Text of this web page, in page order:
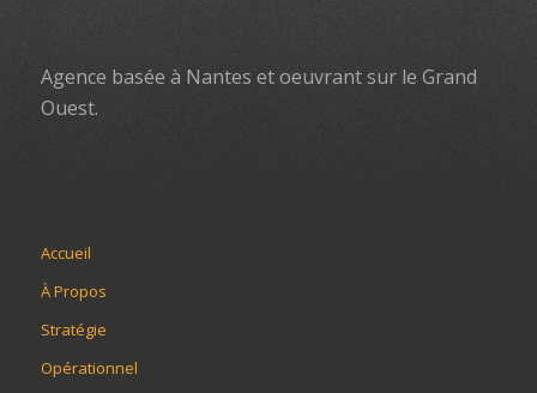
Agence basée à Nantes et oeuvrant sur le Grand
Ouest.
Accueil
À Propos
Stratégie
Opérationnel